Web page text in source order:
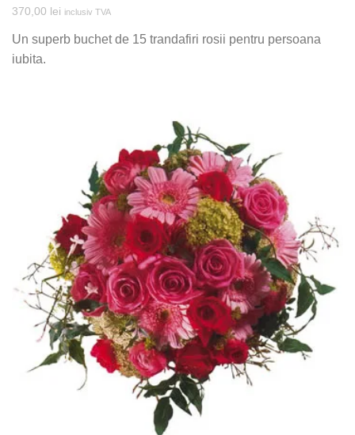
370,00 lei inclusiv TVA
Un superb buchet de 15 trandafiri rosii pentru persoana
iubita.